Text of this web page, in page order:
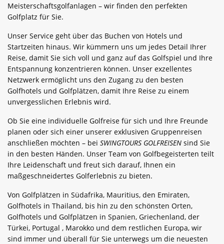
Meisterschaftsgolfanlagen – wir finden den perfekten
Golfplatz für Sie.
Unser Service geht über das Buchen von Hotels und
Startzeiten hinaus. Wir kümmern uns um jedes Detail Ihrer
Reise, damit Sie sich voll und ganz auf das Golfspiel und Ihre
Entspannung konzentrieren können. Unser exzellentes
Netzwerk ermöglicht uns den Zugang zu den besten
Golfhotels und Golfplätzen, damit Ihre Reise zu einem
unvergesslichen Erlebnis wird.
Ob Sie eine individuelle Golfreise für sich und Ihre Freunde
planen oder sich einer unserer exklusiven Gruppenreisen
anschließen möchten – beiSWINGTOURS GOLFREISEN sind Sie
in den besten Händen. Unser Team von Golfbegeisterten teilt
Ihre Leidenschaft und freut sich darauf, Ihnen ein
maßgeschneidertes Golferlebnis zu bieten.
Von Golfplätzen in Südafrika, Mauritius, den Emiraten,
Golfhotels in Thailand, bis hin zu den schönsten Orten,
Golfhotels und Golfplätzen in Spanien, Griechenland, der
Türkei, Portugal , Marokko und dem restlichen Europa, wir
sind immer und überall für Sie unterwegs um die neuesten